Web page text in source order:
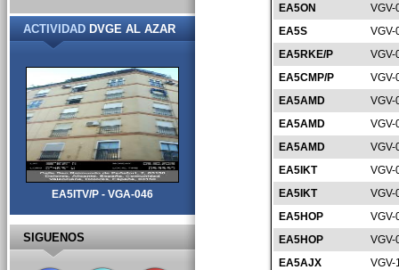
EA5ON
VGV-
EA5S
VGV-
EA5RKE/P
VGV-
EA5CMP/P
VGV-
EA5AMD
VGV-
EA5AMD
VGV-
EA5AMD
VGV-
EA5IKT
VGV-
EA5IKT
VGV-
EA5HOP
VGV-
EA5HOP
VGV-
EA5AJX
VGV-
ACTIVIDADDVGE AL AZAR
EA5ITV/P - VGA-046
SIGUENOS